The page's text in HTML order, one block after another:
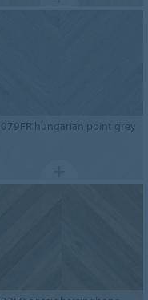
hungarian point grey